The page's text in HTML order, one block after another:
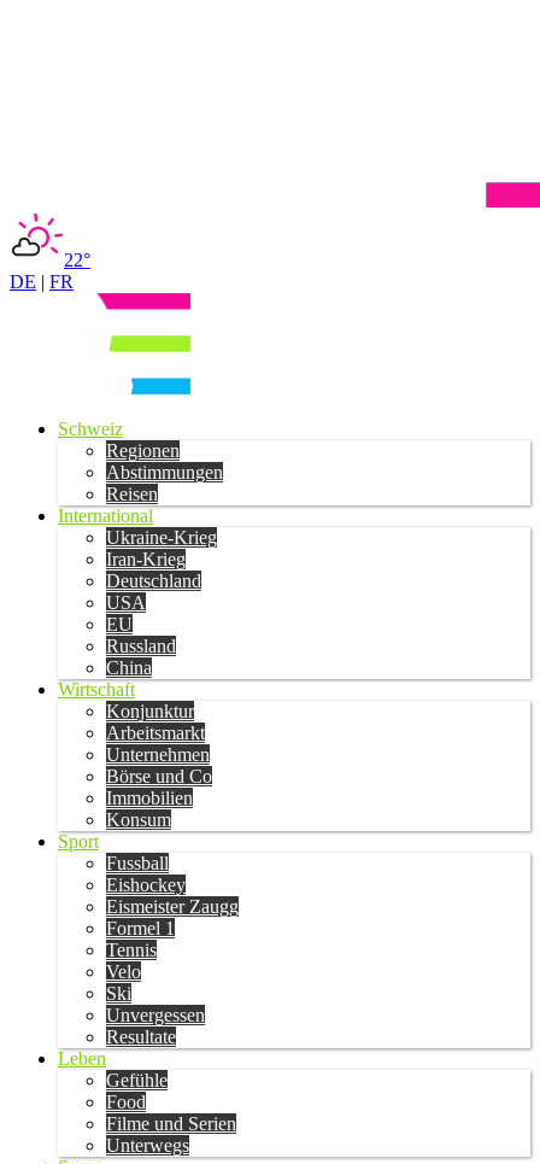
22°
DE | FR
Schweiz
Regionen
Abstimmungen
Reisen
International
Ukraine-Krieg
Iran-Krieg
Deutschland
USA
EU
Russland
China
Wirtschaft
Konjunktur
Arbeitsmarkt
Unternehmen
Börse und Co
Immobilien
Konsum
Sport
Fussball
Eishockey
Eismeister Zaugg
Formel 1
Tennis
Velo
Ski
Unvergessen
Resultate
Leben
Gefühle
Food
Filme und Serien
Unterwegs